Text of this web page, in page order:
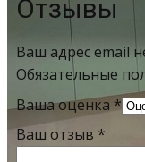
Отзывы
Ваш адрес email
Обязательные
Ваша оценка *
Ваш отзыв *